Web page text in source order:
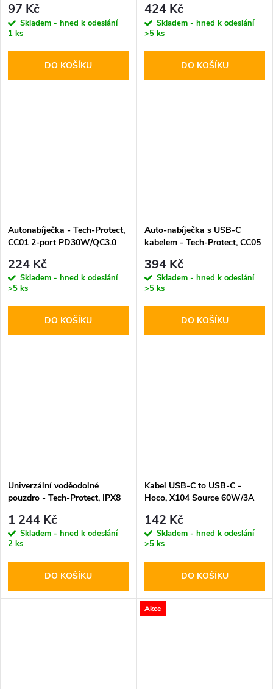
97 Kč
Skladem - hned k odeslání
1 ks
DO KOŠÍKU
424 Kč
Skladem - hned k odeslání
>5 ks
DO KOŠÍKU
Autonabíječka - Tech-Protect,
CC01 2-port PD30W/QC3.0
224 Kč
Skladem - hned k odeslání
>5 ks
DO KOŠÍKU
Auto-nabíječka s USB-C
kabelem - Tech-Protect, CC05
394 Kč
Skladem - hned k odeslání
>5 ks
DO KOŠÍKU
Univerzální voděodolné
pouzdro - Tech-Protect, IPX8
Gray
1 244 Kč
Skladem - hned k odeslání
2 ks
DO KOŠÍKU
Kabel USB-C to USB-C -
Hoco, X104 Source 60W/3A
142 Kč
Skladem - hned k odeslání
>5 ks
DO KOŠÍKU
Akce